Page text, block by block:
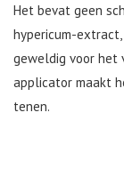
Het bevat geen
hypericum-
geweldig voor het
applicator maakt
tenen.